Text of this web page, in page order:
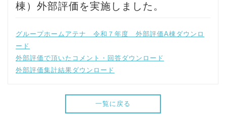
棟）外部評価を実施しました。
グループホームアテナ 令和７年度 外部評価A棟ダウンロ
ード
外部評価で頂いたコメント・回答ダウンロード
外部評価集計結果ダウンロード
一覧に戻る